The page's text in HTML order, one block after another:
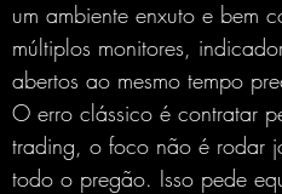
um ambiente enxuto e bem
múltiplos monitores,
abertos ao mesmo tempo
O erro clássico é contratar
trading, o foco não é rodar
todo o pregão. Isso pede